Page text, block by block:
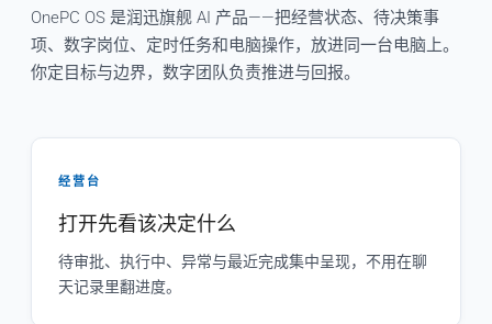
OnePC OS 是润迅旗舰 AI 产品——把经营状态、待决策事
项、数字岗位、定时任务和电脑操作，放进同一台电脑上。
你定目标与边界，数字团队负责推进与回报。
经营台
打开先看该决定什么
待审批、执行中、异常与最近完成集中呈现，不用在聊
天记录里翻进度。